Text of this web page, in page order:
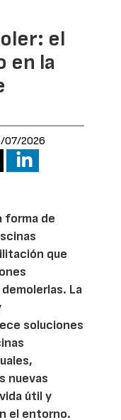
el
en la
07/2026
forma de
que
La
soluciones
nuevas
útil y
el entorno.